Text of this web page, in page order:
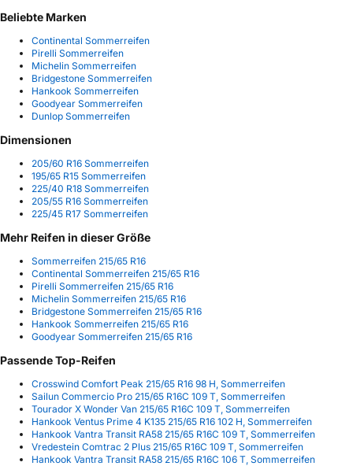
Beliebte Marken
Continental Sommerreifen
Pirelli Sommerreifen
Michelin Sommerreifen
Bridgestone Sommerreifen
Hankook Sommerreifen
Goodyear Sommerreifen
Dunlop Sommerreifen
Dimensionen
205/60 R16 Sommerreifen
195/65 R15 Sommerreifen
225/40 R18 Sommerreifen
205/55 R16 Sommerreifen
225/45 R17 Sommerreifen
Mehr Reifen in dieser Größe
Sommerreifen 215/65 R16
Continental Sommerreifen 215/65 R16
Pirelli Sommerreifen 215/65 R16
Michelin Sommerreifen 215/65 R16
Bridgestone Sommerreifen 215/65 R16
Hankook Sommerreifen 215/65 R16
Goodyear Sommerreifen 215/65 R16
Passende Top-Reifen
Crosswind Comfort Peak 215/65 R16 98 H, Sommerreifen
Sailun Commercio Pro 215/65 R16C 109 T, Sommerreifen
Tourador X Wonder Van 215/65 R16C 109 T, Sommerreifen
Hankook Ventus Prime 4 K135 215/65 R16 102 H, Sommerreifen
Hankook Vantra Transit RA58 215/65 R16C 109 T, Sommerreifen
Vredestein Comtrac 2 Plus 215/65 R16C 109 T, Sommerreifen
Hankook Vantra Transit RA58 215/65 R16C 106 T, Sommerreifen